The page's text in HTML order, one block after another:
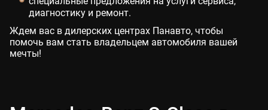
диагностику и ремонт.
Ждем вас в дилерских центрах Панавто, чтобы
помочь вам стать владельцем автомобиля вашей
мечты!